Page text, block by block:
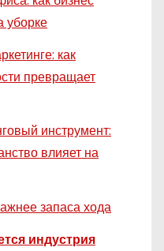
уборке
как
превращает
инструмент:
влияет на
запаса хода
индустрия